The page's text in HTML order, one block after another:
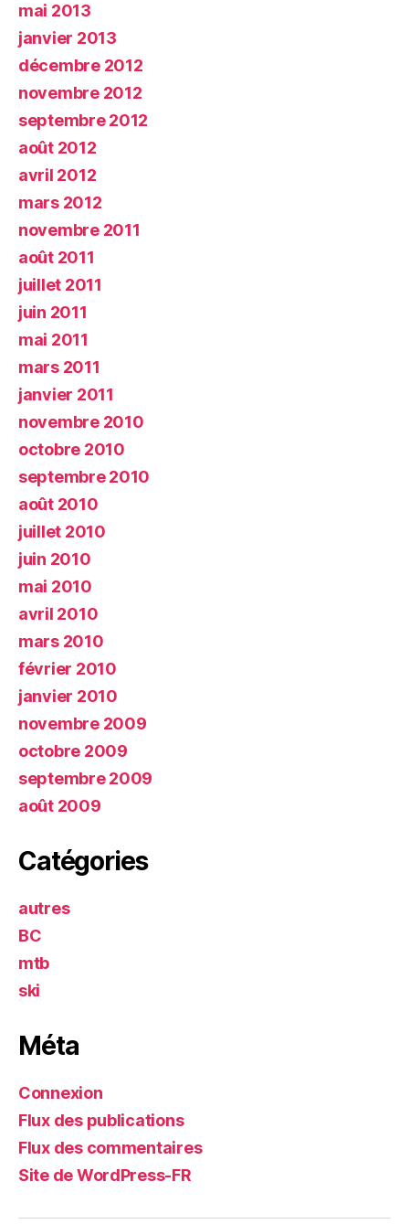
mai 2013
janvier 2013
décembre 2012
novembre 2012
septembre 2012
août 2012
avril 2012
mars 2012
novembre 2011
août 2011
juillet 2011
juin 2011
mai 2011
mars 2011
janvier 2011
novembre 2010
octobre 2010
septembre 2010
août 2010
juillet 2010
juin 2010
mai 2010
avril 2010
mars 2010
février 2010
janvier 2010
novembre 2009
octobre 2009
septembre 2009
août 2009
Catégories
autres
BC
mtb
ski
Méta
Connexion
Flux des publications
Flux des commentaires
Site de WordPress-FR